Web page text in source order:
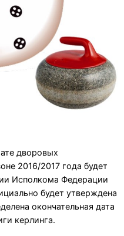
дворовых
2016/2017 года будет
Исполкома Федерации
будет утверждена
окончательная дата
керлинга.